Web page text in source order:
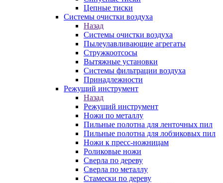
Цепные тиски
Системы очистки воздуха
Назад
Системы очистки воздуха
Пылеулавливающие агрегаты
Стружкоотсосы
Вытяжные установки
Системы фильтрации воздуха
Принадлежности
Режущий инструмент
Назад
Режущий инструмент
Ножи по металлу
Пильные полотна для ленточных пил
Пильные полотна для лобзиковых пил
Ножи к пресс-ножницам
Роликовые ножи
Сверла по дереву
Сверла по металлу
Стамески по дереву